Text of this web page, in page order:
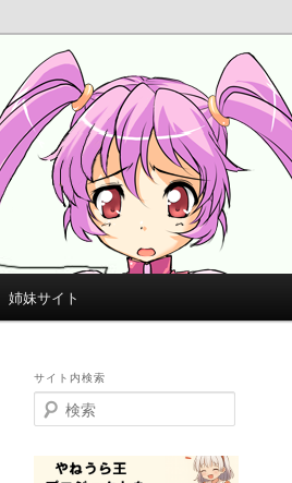
姉妹サイト
サイト内検索
検
索